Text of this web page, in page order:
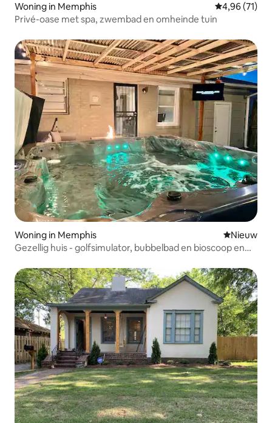
Woning in Memphis Gemiddelde
4,96 (71)
Privé-oase met spa, zwembad en omheinde tuin
Woning in Memphis Nieuwe
Nieuw
Gezellig huis - golfsimulator, bubbelbad en bioscoop en